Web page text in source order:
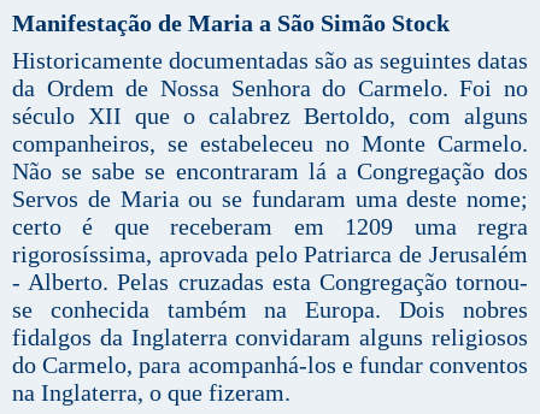
Manifestação de Maria a São Simão Stock
Historicamente documentadas são as seguintes datas
da Ordem de Nossa Senhora do Carmelo. Foi no
século XII que o calabrez Bertoldo, com alguns
companheiros, se estabeleceu no Monte Carmelo.
Não se sabe se encontraram lá a Congregação dos
Servos de Maria ou se fundaram uma deste nome;
certo é que receberam em 1209 uma regra
rigorosíssima, aprovada pelo Patriarca de Jerusalém
- Alberto. Pelas cruzadas esta Congregação tornou-
se conhecida também na Europa. Dois nobres
fidalgos da Inglaterra convidaram alguns religiosos
do Carmelo, para acompanhá-los e fundar conventos
na Inglaterra, o que fizeram.